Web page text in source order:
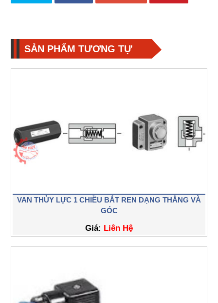
SẢN PHẨM TƯƠNG TỰ
VAN THỦY LỰC 1 CHIỀU BẮT REN DẠNG THẲNG VÀ
GÓC
Giá: Liên Hệ